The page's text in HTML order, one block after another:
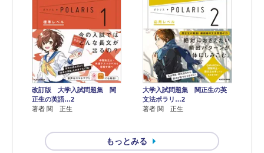
改訂版 大学入試問題集 関
正生の英語…2
著者 関 正生
大学入試問題集 関正生の英
文法ポラリ…2
著者 関 正生
もっとみる